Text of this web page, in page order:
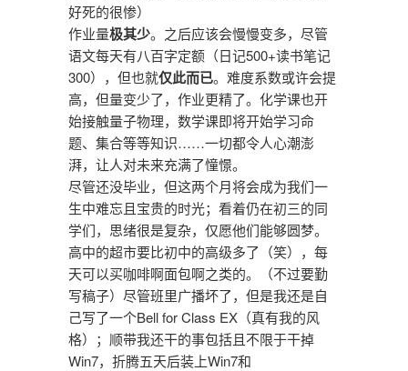
好死的很惨）
作业量极其少。之后应该会慢慢变多，尽管
语文每天有八百字定额（日记500+读书笔记
300），但也就仅此而已。难度系数或许会提
高，但量变少了，作业更精了。化学课也开
始接触量子物理，数学课即将开始学习命
题、集合等等知识……一切都令人心潮澎
湃，让人对未来充满了憧憬。
尽管还没毕业，但这两个月将会成为我们一
生中难忘且宝贵的时光；看着仍在初三的同
学们，思绪很是复杂，仅愿他们能够圆梦。
高中的超市要比初中的高级多了（笑），每
天可以买咖啡啊面包啊之类的。（不过要勤
写稿子）尽管班里广播坏了，但是我还是自
己写了一个Bell for Class EX（真有我的风
格）；顺带我还干的事包括且不限于干掉
Win7，折腾五天后装上Win7和